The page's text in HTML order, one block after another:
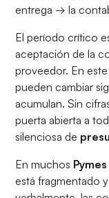
entrega → la
El período crítico
aceptación de la
proveedor. En
pueden cambiar
acumulan. Sin
puerta abierta a
silenciosa de
En muchos
está fragmentado